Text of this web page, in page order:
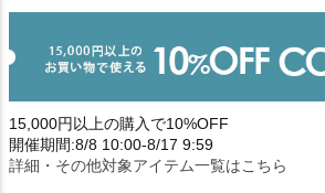
15,000円以上の購入で10%OFF
開催期間:8/8 10:00-8/17 9:59
詳細・その他対象アイテム一覧はこちら